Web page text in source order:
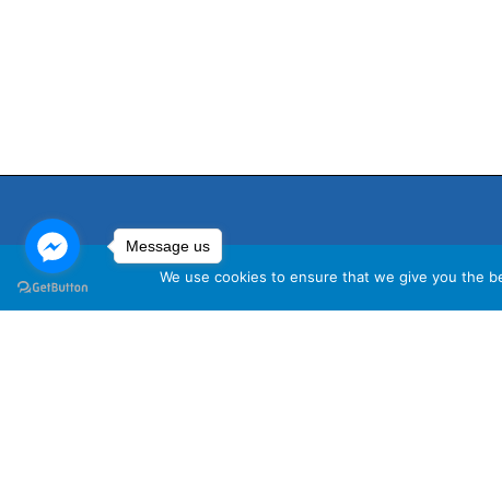
We use cookies to ensure that we give you the
Message us